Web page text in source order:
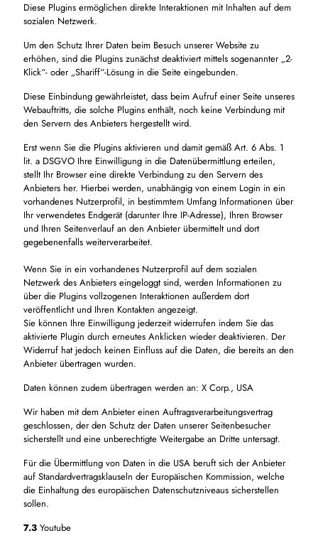
Diese Plugins ermöglichen direkte Interaktionen mit Inhalten auf dem
sozialen Netzwerk.
Um den Schutz Ihrer Daten beim Besuch unserer Website zu
erhöhen, sind die Plugins zunächst deaktiviert mittels sogenannter „2-
Klick“- oder „Shariff“-Lösung in die Seite eingebunden.
Diese Einbindung gewährleistet, dass beim Aufruf einer Seite unseres
Webauftritts, die solche Plugins enthält, noch keine Verbindung mit
den Servern des Anbieters hergestellt wird.
Erst wenn Sie die Plugins aktivieren und damit gemäß Art. 6 Abs. 1
lit. a DSGVO Ihre Einwilligung in die Datenübermittlung erteilen,
stellt Ihr Browser eine direkte Verbindung zu den Servern des
Anbieters her. Hierbei werden, unabhängig von einem Login in ein
vorhandenes Nutzerprofil, in bestimmtem Umfang Informationen über
Ihr verwendetes Endgerät (darunter Ihre IP-Adresse), Ihren Browser
und Ihren Seitenverlauf an den Anbieter übermittelt und dort
gegebenenfalls weiterverarbeitet.
Wenn Sie in ein vorhandenes Nutzerprofil auf dem sozialen
Netzwerk des Anbieters eingeloggt sind, werden Informationen zu
über die Plugins vollzogenen Interaktionen außerdem dort
veröffentlicht und Ihren Kontakten angezeigt.
Sie können Ihre Einwilligung jederzeit widerrufen indem Sie das
aktivierte Plugin durch erneutes Anklicken wieder deaktivieren. Der
Widerruf hat jedoch keinen Einfluss auf die Daten, die bereits an den
Anbieter übertragen wurden.
Daten können zudem übertragen werden an: X Corp., USA
Wir haben mit dem Anbieter einen Auftragsverarbeitungsvertrag
geschlossen, der den Schutz der Daten unserer Seitenbesucher
sicherstellt und eine unberechtigte Weitergabe an Dritte untersagt.
Für die Übermittlung von Daten in die USA beruft sich der Anbieter
auf Standardvertragsklauseln der Europäischen Kommission, welche
die Einhaltung des europäischen Datenschutzniveaus sicherstellen
sollen.
7.3 Youtube